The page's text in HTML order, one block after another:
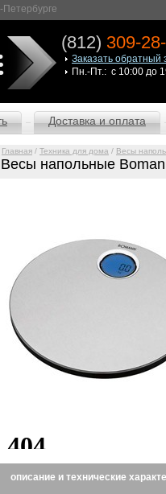
Петербурге
(812) 309-
Заказать обратный
Пн.-Пт.: с 10:00 до
Доставка и оплата
Главная / Техника для дома / Весы
Весы напольные
описание и технические